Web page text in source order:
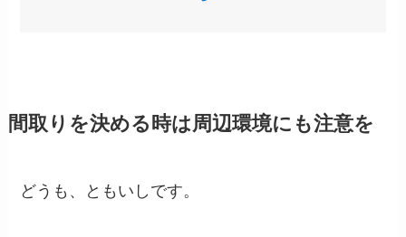
間取りを決める時は周辺環境にも注意を
どうも、ともいしです。